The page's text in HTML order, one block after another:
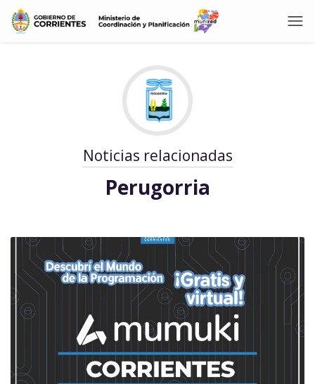
Noticias relacionadas
Perugorria